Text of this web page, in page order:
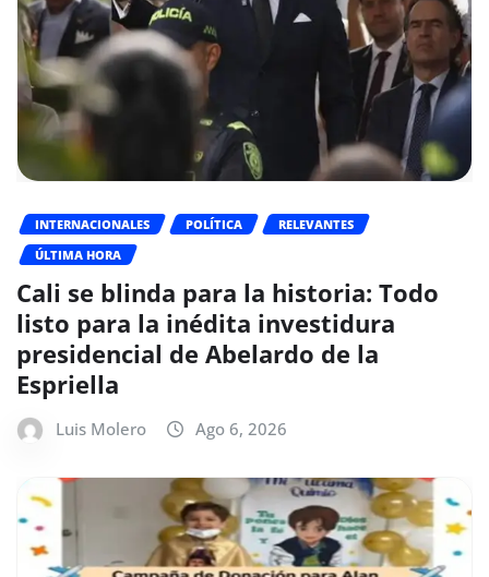
INTERNACIONALES POLÍTICA
RELEVANTES
ÚLTIMA HORA
Cali se blinda para la historia: Todo
listo para la inédita investidura
presidencial de Abelardo de la
Espriella
Luis Molero Ago 6, 2026